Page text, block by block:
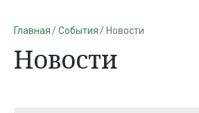
Главная События Новости
Новости